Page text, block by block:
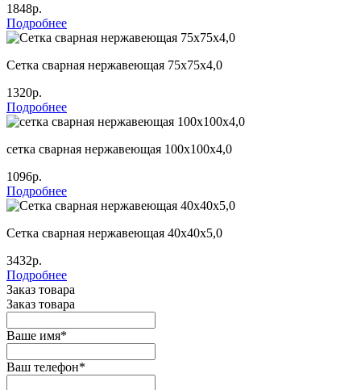
1848р.
Подробнее
Сетка сварная нержавеющая 75х75х4,0
1320р.
Подробнее
сетка сварная нержавеющая 100х100х4,0
1096р.
Подробнее
Сетка сварная нержавеющая 40х40х5,0
3432р.
Подробнее
Заказ товара
Заказ товара
Ваше имя*
Ваш телефон*